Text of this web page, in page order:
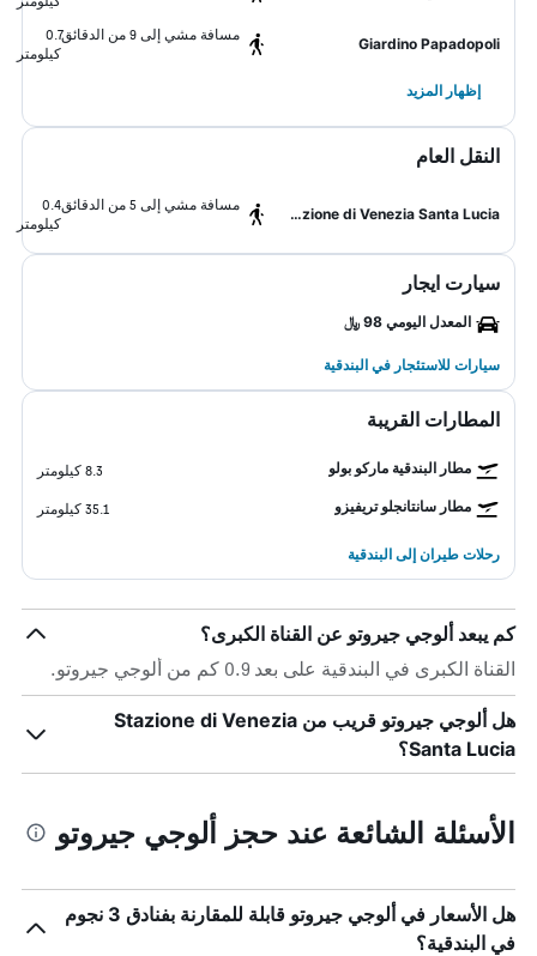
Giardino Papadopoli
مسافة مشي إلى 9 من الدقائق
0.7
كيلومتر
إظهار المزيد
النقل العام
Stazione di Venezia Santa Lucia
مسافة مشي إلى 5 من الدقائق
0.4
كيلومتر
سيارت ايجار
المعدل اليومي 98 ﷼
سيارات للاستئجار في البندقية
المطارات القريبة
مطار البندقية ماركو بولو
8.3 كيلومتر
مطار سانتانجلو تريفيزو
35.1 كيلومتر
رحلات طيران إلى البندقية
كم يبعد ألوجي جيروتو عن القناة الكبرى؟
القناة الكبرى في البندقية على بعد 0.9 كم من ألوجي جيروتو.
هل ألوجي جيروتو قريب من Stazione di Venezia
Santa Lucia؟
الأسئلة الشائعة عند حجز ألوجي جيروتو
هل الأسعار في ألوجي جيروتو قابلة للمقارنة بفنادق 3 نجوم
في البندقية؟